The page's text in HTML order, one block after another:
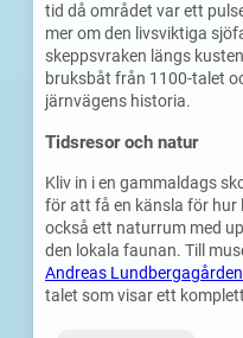
tid då området var ett
mer om den livsviktiga
skeppsvraken längs
bruksbåt från 1100-talet
järnvägens historia.
Tidsresor och natur
Kliv in i en gammaldags
för att få en känsla för hur
också ett naturrum med
den lokala faunan. Till
Andreas Lundbergagården
talet som visar ett